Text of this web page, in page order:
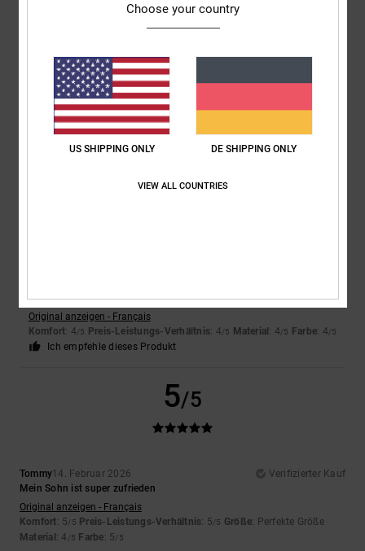
16. Februar 2026
Sie sind bequem, schön und von guter Qualität
Original anzeigen - Castellano
Komfort: 5/5 Preis-Leistungs-Verhältnis
Super bequem
Original anzeigen - Français
Komfort: 4/5 Preis-Leistungs-Verhältnis: 4/5 Material : 4/5 Farbe: 4/5
Ich empfehle dieses Produkt
5/5
Tommy14. Februar 2026
Verifizierter Kauf
Mein Sohn ist super zufrieden
Original anzeigen - Français
Komfort: 5/5 Preis-Leistungs-Verhältnis: 5/5 Größe: Perfekte Größe
Material : 4 /5 Farbe: 5/5
Choose your country
US SHIPPING ONLY DE SHIPPING ONLY
VIEW ALL COUNTRIES